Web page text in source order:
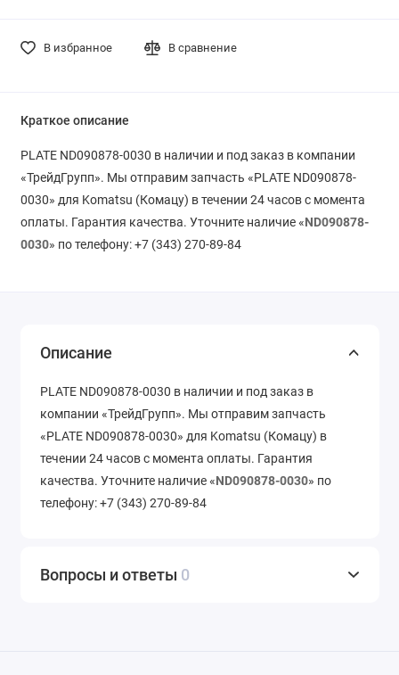
В избранное В сравнение
Краткое описание
PLATE ND090878-0030 в наличии и под заказ в компании
«ТрейдГрупп». Мы отправим запчасть «PLATE ND090878-
0030» для Komatsu (Комацу) в течении 24 часов с момента
оплаты. Гарантия качества. Уточните наличие «ND090878-
0030» по телефону: +7 (343) 270-89-84
Описание
PLATE ND090878-0030 в наличии и под заказ в
компании «ТрейдГрупп». Мы отправим запчасть
«PLATE ND090878-0030» для Komatsu (Комацу) в
течении 24 часов с момента оплаты. Гарантия
качества. Уточните наличие «ND090878-0030» по
телефону: +7 (343) 270-89-84
Вопросы и ответы 0